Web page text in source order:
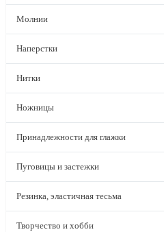
Молнии
Наперстки
Нитки
Ножницы
Принадлежности для глажки
Пуговицы и застежки
Резинка, эластичная тесьма
Творчество и хобби